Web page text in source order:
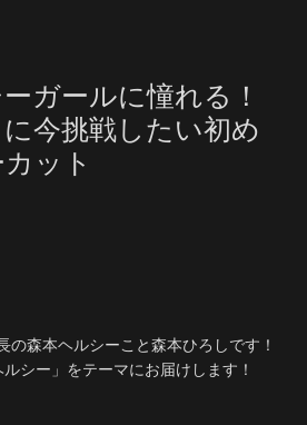
ガールに憧れる！
今挑戦したい初め
ット
の森本ヘルシーこと森本ひろしです！
シー」をテーマにお届けします！